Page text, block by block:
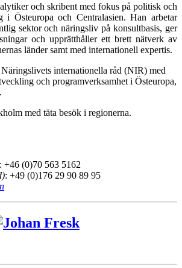
och skribent med fokus på politisk och
i Östeuropa och Centralasien. Han arbetar
sektor och näringsliv på konsultbasis, ger
och upprätthåller ett brett nätverk av
länder samt med internationell expertis.
internationella råd (NIR) med
och programverksamhet i Östeuropa,
med täta besök i regionerna.
: +46 (0)70 563 5162
: +49 (0)176 29 90 89 95